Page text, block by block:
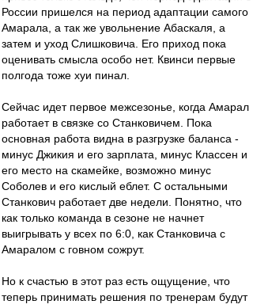
России пришелся на период адаптации самого
Амарала, а так же увольнение Абаскаля, а
затем и уход Слишковича. Его приход пока
оценивать смысла особо нет. Квинси первые
полгода тоже хуи пинал.
Сейчас идет первое межсезонье, когда Амарал
работает в связке со Станковичем. Пока
основная работа видна в разгрузке баланса -
минус Джикия и его зарплата, минус Классен и
его место на скамейке, возможно минус
Соболев и его кислый еблет. С остальными
Станкович работает две недели. Понятно, что
как только команда в сезоне не начнет
выигрывать у всех по 6:0, как Станковича с
Амаралом с говном сожрут.
Но к счастью в этот раз есть ощущение, что
теперь принимать решения по тренерам будут